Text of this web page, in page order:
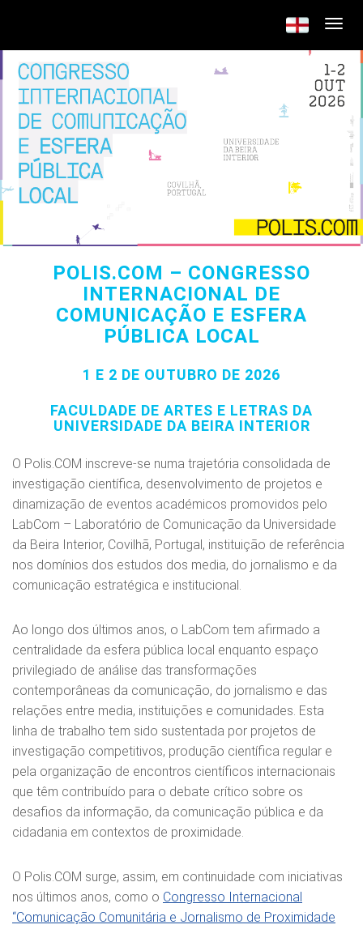
POLIS.COM – CONGRESSO
INTERNACIONAL DE
COMUNICAÇÃO E ESFERA
PÚBLICA LOCAL
1 E 2 DE OUTUBRO DE 2026
FACULDADE DE ARTES E LETRAS DA
UNIVERSIDADE DA BEIRA INTERIOR
O Polis.COM inscreve-se numa trajetória consolidada de
investigação científica, desenvolvimento de projetos e
dinamização de eventos académicos promovidos pelo
LabCom – Laboratório de Comunicação da Universidade
da Beira Interior, Covilhã, Portugal, instituição de referência
nos domínios dos estudos dos media, do jornalismo e da
comunicação estratégica e institucional.
Ao longo dos últimos anos, o LabCom tem afirmado a
centralidade da esfera pública local enquanto espaço
privilegiado de análise das transformações
contemporâneas da comunicação, do jornalismo e das
relações entre media, instituições e comunidades. Esta
linha de trabalho tem sido sustentada por projetos de
investigação competitivos, produção científica regular e
pela organização de encontros científicos internacionais
que têm contribuído para o debate crítico sobre os
desafios da informação, da comunicação pública e da
cidadania em contextos de proximidade.
O Polis.COM surge, assim, em continuidade com iniciativas
nos últimos anos, como o Congresso Internacional
“Comunicação Comunitária e Jornalismo de Proximidade